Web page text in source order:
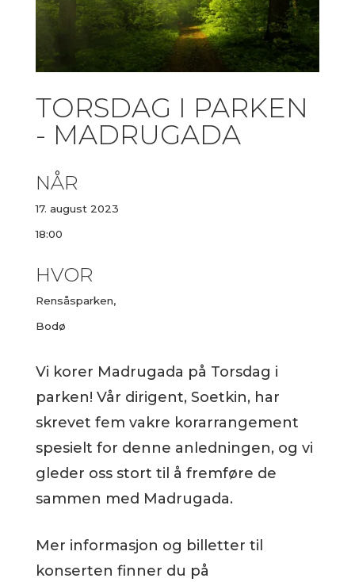
TORSDAG I PARKEN
- MADRUGADA
NÅR
17. august 2023
18:00
HVOR
Rensåsparken,
Bodø
Vi korer Madrugada på Torsdag i
parken! Vår dirigent, Soetkin, har
skrevet fem vakre korarrangement
spesielt for denne anledningen, og vi
gleder oss stort til å fremføre de
sammen med Madrugada.
Mer informasjon og billetter til
konserten finner du på